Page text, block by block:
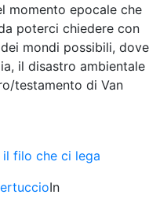
momento epocale che
poterci chiedere con
mondi possibili, dove
il disastro ambientale
testamento di Van
In